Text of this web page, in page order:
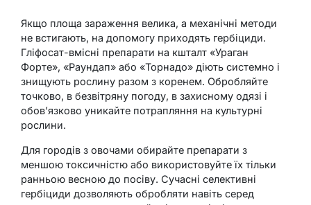
Якщо площа зараження велика, а механічні методи
не встигають, на допомогу приходять гербіциди.
Гліфосат-вмісні препарати на кшталт «Ураган
Форте», «Раундап» або «Торнадо» діють системно і
знищують рослину разом з коренем. Обробляйте
точково, в безвітряну погоду, в захисному одязі і
обов’язково уникайте потрапляння на культурні
рослини.
Для городів з овочами обирайте препарати з
меншою токсичністю або використовуйте їх тільки
ранньою весною до посіву. Сучасні селективні
гербіциди дозволяють обробляти навіть серед